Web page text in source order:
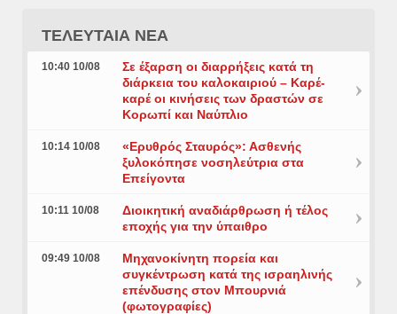
ΤΕΛΕΥΤΑΙΑ ΝΕΑ
10:40 10/08
Σε έξαρση οι διαρρήξεις κατά τη
διάρκεια του καλοκαιριού – Καρέ-
καρέ οι κινήσεις των δραστών σε
Κορωπί και Ναύπλιο
10:14 10/08
«Ερυθρός Σταυρός»: Ασθενής
ξυλοκόπησε νοσηλεύτρια στα
Επείγοντα
10:11 10/08
Διοικητική αναδιάρθρωση ή τέλος
εποχής για την ύπαιθρο
09:49 10/08
Μηχανοκίνητη πορεία και
συγκέντρωση κατά της ισραηλινής
επένδυσης στον Μπουρνιά
(φωτογραφίες)